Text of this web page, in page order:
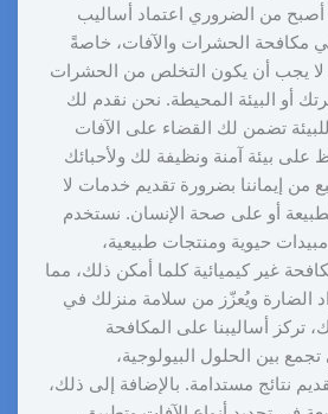
أصبح من الضروري اعتماد أساليب
مكافحة الحشرات والآفات، خاصةً
لا يجب أن يكون التخلص من الحشرات
أو البيئة المحيطة. نحن نقدم لك
تضمن لك القضاء على الآفات
على بيئة آمنة ونظيفة لك ولأحبائك
من إيماننا بضرورة تقديم خدمات لا
أو على صحة الإنسان. نستخدم
حيوية ومنتجات طبيعية،
غير كيميائية كلما أمكن ذلك، مما
الضارة ويُعزّز من سلامة منزلك في
تركز أساليبنا على المكافحة
تجمع بين الحلول البيولوجية،
نتائج مستدامة. بالإضافة إلى ذلك،